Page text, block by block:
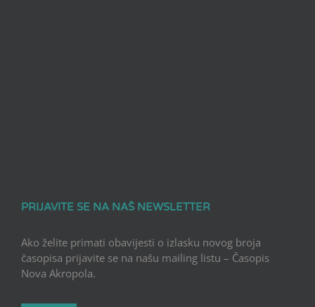
PRIJAVITE SE NA NAŠ NEWSLETTER
Ako želite primati obavijesti o izlasku novog broja
časopisa prijavite se na našu mailing listu – Časopis
Nova Akropola.